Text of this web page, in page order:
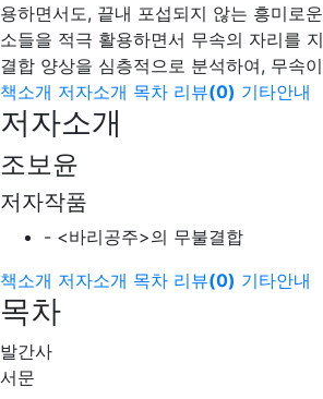
용하면서도, 끝내 포섭되지 않는 흥미로
소들을 적극 활용하면서 무속의 자리를
결합 양상을 심층적으로 분석하여, 무속
책소개 저자소개 목차 리뷰(0) 기타안내
저자소개
조보윤
저자작품
- <바리공주>의 무불결합
책소개 저자소개 목차 리뷰(0) 기타안내
목차
발간사
서문